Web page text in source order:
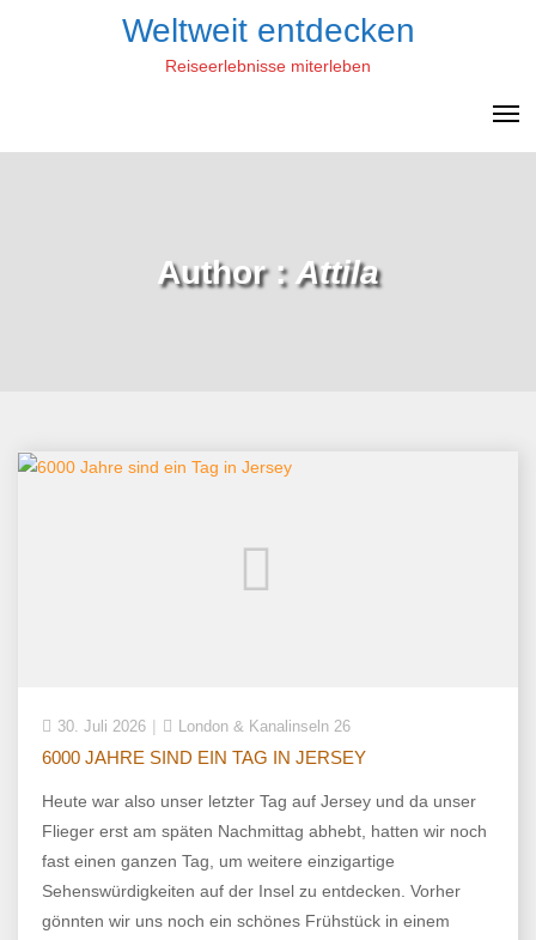
Weltweit entdecken
Reiseerlebnisse miterleben
Author : Attila
30. Juli 2026 London & Kanalinseln 26
6000 JAHRE SIND EIN TAG IN JERSEY
Heute war also unser letzter Tag auf Jersey und da unser
Flieger erst am späten Nachmittag abhebt, hatten wir noch
fast einen ganzen Tag, um weitere einzigartige
Sehenswürdigkeiten auf der Insel zu entdecken. Vorher
gönnten wir uns noch ein schönes Frühstück in einem